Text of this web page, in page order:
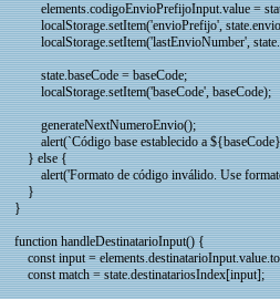
elements.codigoEnvioPrefijoInput.value =
localStorage.setItem('envioPrefijo',
localStorage.setItem('lastEnvioNumber',
state.baseCode = baseCode;
localStorage.setItem('baseCode', baseCode);
generateNextNumeroEnvio();
alert(`Código base establecido a ${baseCode}.
} else {
alert('Formato de código inválido. Use
}
}
function handleDestinatarioInput() {
const input =
const match = state.destinatariosIndex[input];